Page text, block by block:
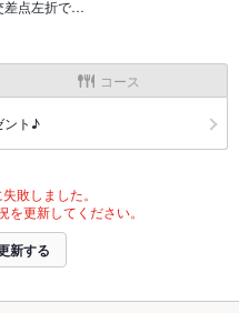
差点左折で…
コース
ント♪
敗しました。
更新してください。
新する